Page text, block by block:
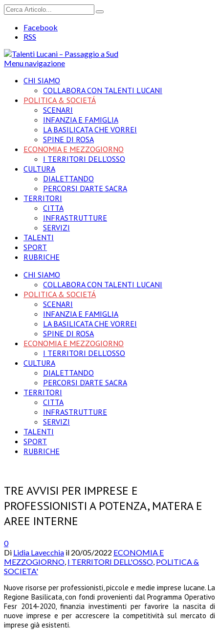
Facebook
RSS
Menu navigazione
CHI SIAMO
COLLABORA CON TALENTI LUCANI
POLITICA & SOCIETÁ
SCENARI
INFANZIA E FAMIGLIA
LA BASILICATA CHE VORREI
SPINE DI ROSA
ECONOMIA E MEZZOGIORNO
I TERRITORI DELL’OSSO
CULTURA
DIALETTANDO
PERCORSI D’ARTE SACRA
TERRITORI
CITTA
INFRASTRUTTURE
SERVIZI
TALENTI
SPORT
RUBRICHE
CHI SIAMO
COLLABORA CON TALENTI LUCANI
POLITICA & SOCIETÁ
SCENARI
INFANZIA E FAMIGLIA
LA BASILICATA CHE VORREI
SPINE DI ROSA
ECONOMIA E MEZZOGIORNO
I TERRITORI DELL’OSSO
CULTURA
DIALETTANDO
PERCORSI D’ARTE SACRA
TERRITORI
CITTA
INFRASTRUTTURE
SERVIZI
TALENTI
SPORT
RUBRICHE
TRE AVVISI PER IMPRESE E
PROFESSIONISTI A POTENZA, MATERA E
AREE INTERNE
0
Di Lidia Lavecchia il 20/05/2022 ECONOMIA E
MEZZOGIORNO, I TERRITORI DELL'OSSO, POLITICA &
SOCIETA'
Nuove risorse per professionisti, piccole e medie imprese lucane. La
Regione Basilicata, con fondi provenienti dal Programma Operativo
Fesr 2014-2020, finanzia investimenti per favorire la nascita di
nuove imprese e per accrescere la competitività sul mercato di
imprese già esistenti.